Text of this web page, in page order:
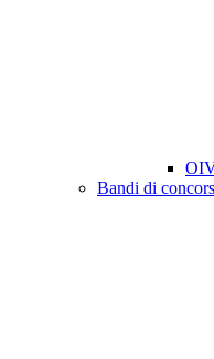
Bandi di